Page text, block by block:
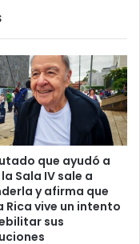
que ayudó a
Sala IV sale a
y afirma que
Rica vive un intento
sus